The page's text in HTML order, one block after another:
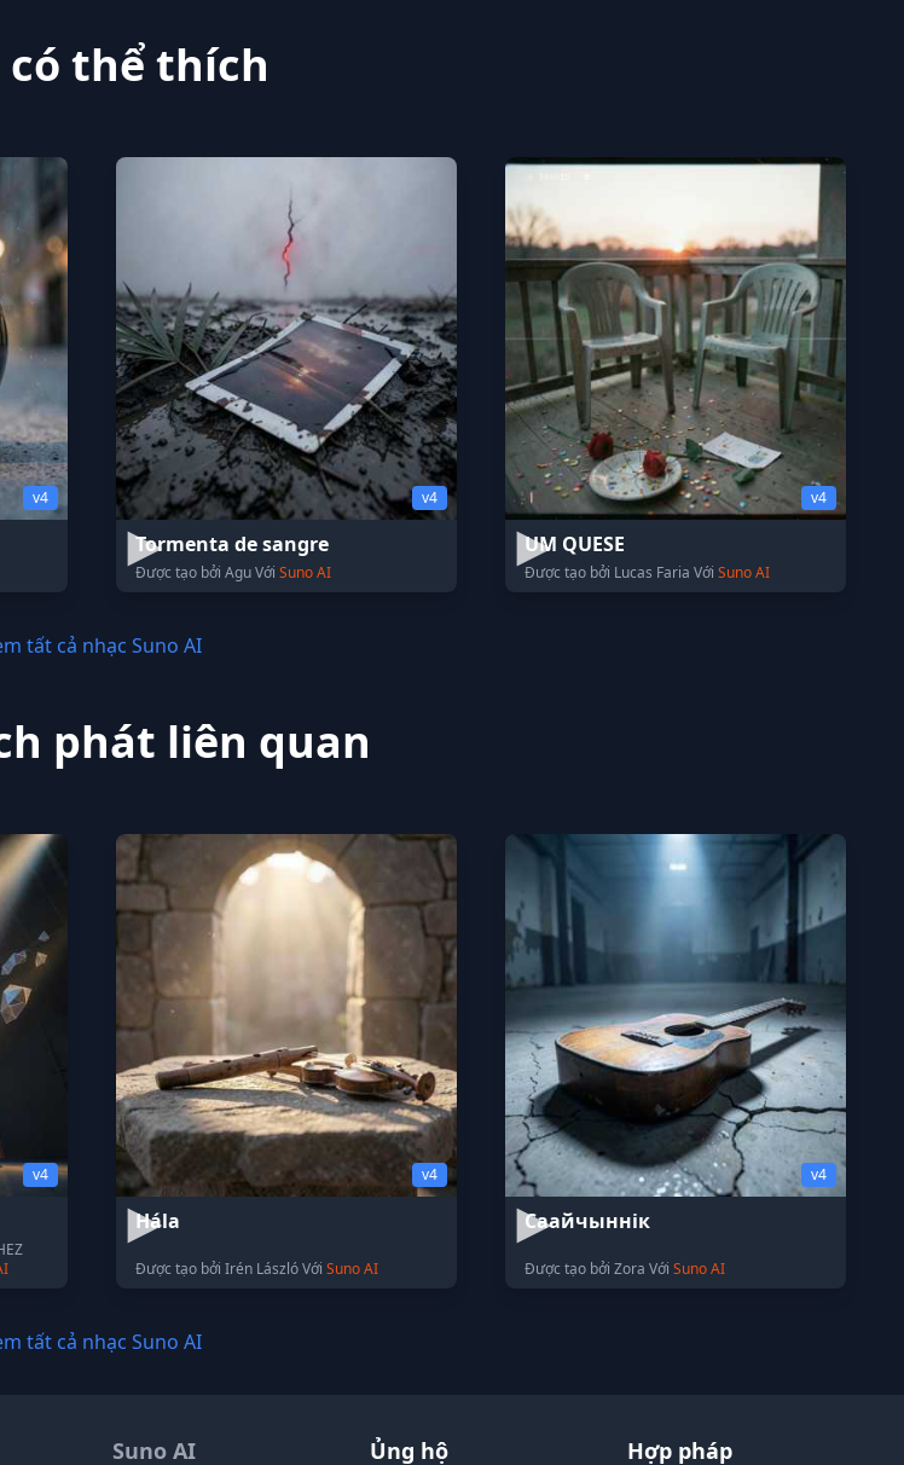
có thể thích
v4 v4
Tormenta de sangre
Được tạo bởi Agu Với Suno AI
v4
UM QUESE
Được tạo bởi Lucas Faria Với Suno AI
tất cả nhạc Suno AI
phát liên quan
v4 v4
Hála
Được tạo bởi Irén László Với Suno AI
v4
Саайчыннік
Được tạo bởi Zora Với Suno AI
tất cả nhạc Suno AI
Suno AI Ủng hộ Hợp pháp